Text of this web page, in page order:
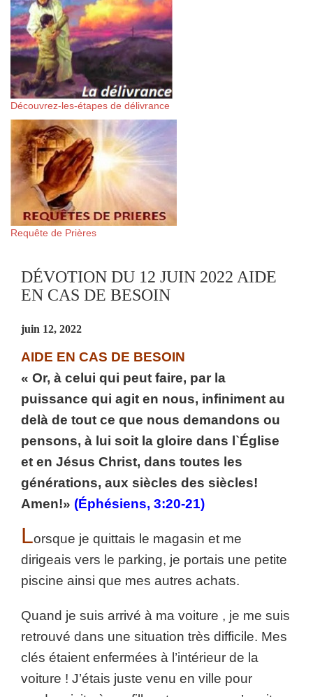
Découvrez-les-étapes de délivrance
Requête de Prières
DÉVOTION DU 12 JUIN 2022 AIDE
EN CAS DE BESOIN
juin 12, 2022
AIDE EN CAS DE BESOIN
« Or, à celui qui peut faire, par la
puissance qui agit en nous, infiniment au
delà de tout ce que nous demandons ou
pensons, à lui soit la gloire dans l`Église
et en Jésus Christ, dans toutes les
générations, aux siècles des siècles!
Amen!» (Éphésiens, 3:20-21)
Lorsque je quittais le magasin et me
dirigeais vers le parking, je portais une petite
piscine ainsi que mes autres achats.
Quand je suis arrivé à ma voiture , je me suis
retrouvé dans une situation très difficile. Mes
clés étaient enfermées à l’intérieur de la
voiture ! J’étais juste venu en ville pour